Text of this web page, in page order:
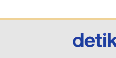
Kena OTT